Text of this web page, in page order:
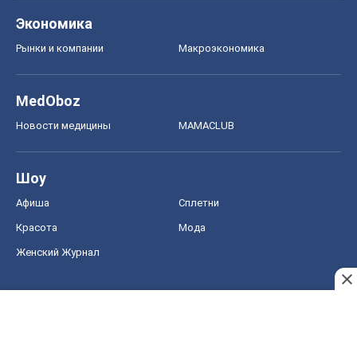
Экономика
Рынки и компании Mакроэкономика
MedOboz
Новости медицины MAMACLUB
Шоу
Афиша Сплетни
Красота Мода
Женский Журнал